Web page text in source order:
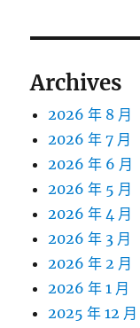
Archives
2026 年 8 月
2026 年 7 月
2026 年 6 月
2026 年 5 月
2026 年 4 月
2026 年 3 月
2026 年 2 月
2026 年 1 月
2025 年 12 月